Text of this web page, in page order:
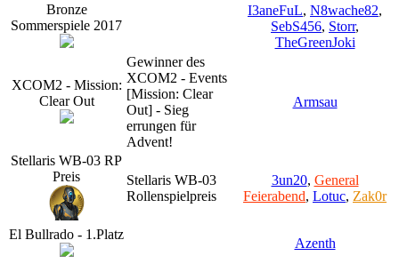
Bronze
Sommerspiele 2017
I3aneFuL, N8wache82,
SebS456, Storr,
TheGreenJoki
XCOM2 - Mission:
Clear Out
Gewinner des
XCOM2 - Events
[Mission: Clear
Out] - Sieg
errungen für
Advent!
Armsau
Stellaris WB-03 RP
Preis
Stellaris WB-03
Rollenspielpreis
3un20, General
Feierabend, Lotuc, Zak0r
El Bullrado - 1.Platz
Azenth